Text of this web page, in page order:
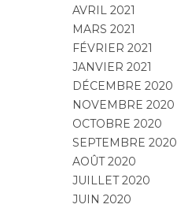
AVRIL 2021
MARS 2021
FÉVRIER 2021
JANVIER 2021
DÉCEMBRE 2020
NOVEMBRE 2020
OCTOBRE 2020
SEPTEMBRE 2020
AOÛT 2020
JUILLET 2020
JUIN 2020